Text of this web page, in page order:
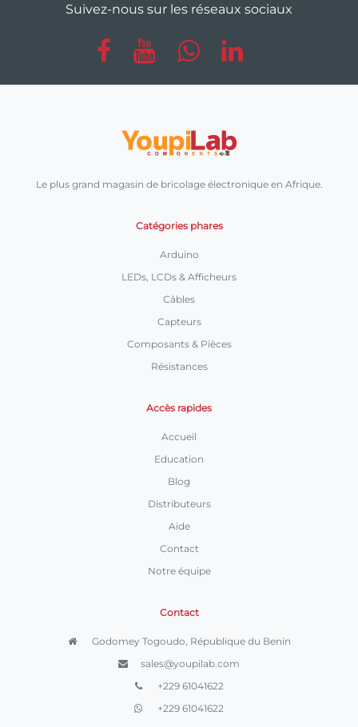
Suivez-nous sur les réseaux sociaux
Le plus grand magasin de bricolage électronique en Afrique.
Catégories phares
Arduino
LEDs, LCDs & Afficheurs
Câbles
Capteurs
Composants & Pièces
Résistances
Accès rapides
Accueil
Education
Blog
Distributeurs
Aide
Contact
Notre équipe
Contact
Godomey Togoudo, République du Benin
sales@youpilab.com
+229 61041622
+229 61041622